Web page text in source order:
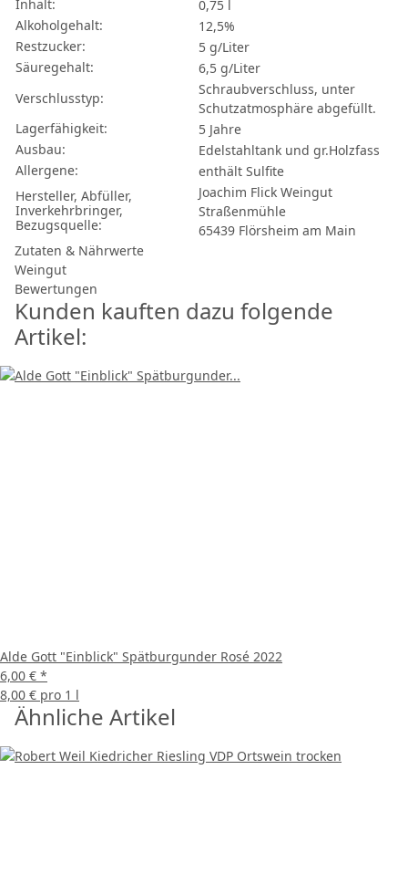
Inhalt:
0,75 l
Alkoholgehalt:
12,5%
Restzucker:
5 g/Liter
Säuregehalt:
6,5 g/Liter
Verschlusstyp:
Schraubverschluss, unter
Schutzatmosphäre abgefüllt.
Lagerfähigkeit:
5 Jahre
Ausbau:
Edelstahltank und gr.Holzfass
Allergene:
enthält Sulfite
Hersteller, Abfüller,
Inverkehrbringer,
Bezugsquelle:
Joachim Flick Weingut
Straßenmühle
65439 Flörsheim am Main
Zutaten & Nährwerte
Weingut
Bewertungen
Kunden kauften dazu folgende
Artikel:
Alde Gott "Einblick" Spätburgunder Rosé 2022
6,00 € *
8,00 € pro 1 l
Ähnliche Artikel